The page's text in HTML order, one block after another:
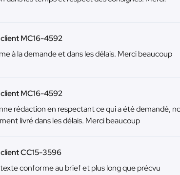
MC16-4592
à la demande et dans les délais. Merci beaucoup
MC16-4592
rédaction en respectant ce qui a été demandé,
livré dans les délais. Merci beaucoup
CC15-3596
conforme au brief et plus long que précvu